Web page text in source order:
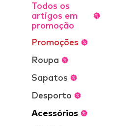
Todos os
artigos em
promoção
Promoções
Roupa
Sapatos
Desporto
Acessórios